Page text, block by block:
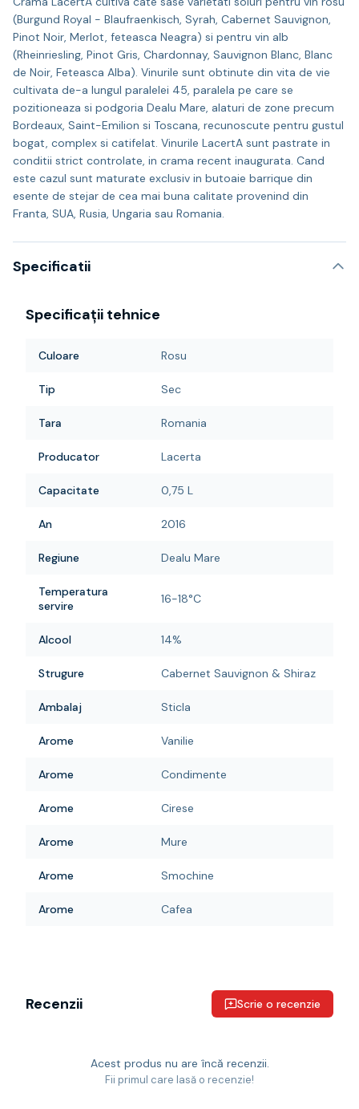
(Burgund Royal - Blaufraenkisch, Syrah, Cabernet Sauvignon,
Pinot Noir, Merlot, feteasca Neagra) si pentru vin alb
(Rheinriesling, Pinot Gris, Chardonnay, Sauvignon Blanc, Blanc
de Noir, Feteasca Alba). Vinurile sunt obtinute din vita de vie
cultivata de-a lungul paralelei 45, paralela pe care se
pozitioneaza si podgoria Dealu Mare, alaturi de zone precum
Bordeaux, Saint-Emilion si Toscana, recunoscute pentru gustul
bogat, complex si catifelat. Vinurile LacertA sunt pastrate in
conditii strict controlate, in crama recent inaugurata. Cand
este cazul sunt maturate exclusiv in butoaie barrique din
esente de stejar de cea mai buna calitate provenind din
Franta, SUA, Rusia, Ungaria sau Romania.
Specificatii
Specificații tehnice
Culoare Rosu
Tip Sec
Tara Romania
Producator Lacerta
Capacitate 0,75 L
An 2016
Regiune Dealu Mare
Temperatura
servire
16-18°C
Alcool 14%
Strugure Cabernet Sauvignon & Shiraz
Ambalaj Sticla
Arome Vanilie
Arome Condimente
Arome Cirese
Arome Mure
Arome Smochine
Arome Cafea
Recenzii Scrie o recenzie
Acest produs nu are încă recenzii.
Fii primul care lasă o recenzie!